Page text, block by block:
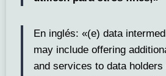
En inglés: «(e) data
may include offering
and services to data